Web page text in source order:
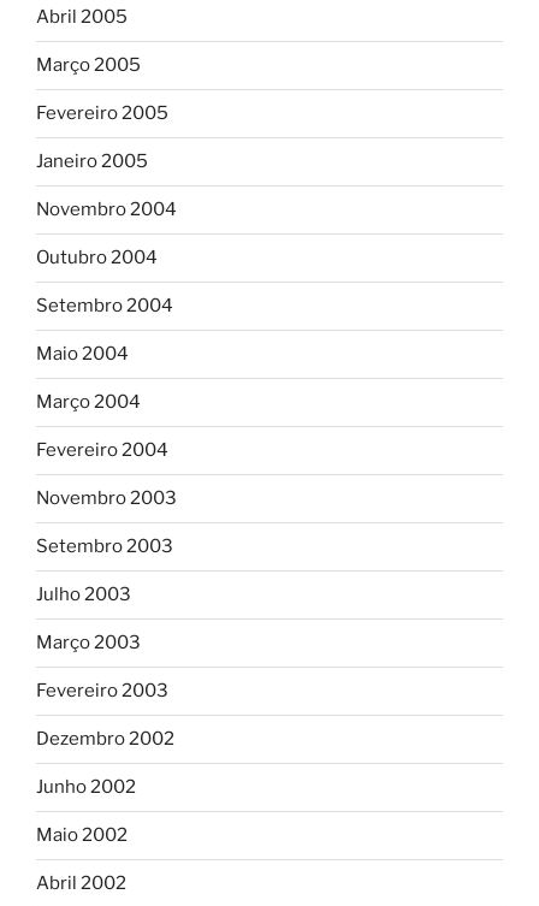
Abril 2005
Março 2005
Fevereiro 2005
Janeiro 2005
Novembro 2004
Outubro 2004
Setembro 2004
Maio 2004
Março 2004
Fevereiro 2004
Novembro 2003
Setembro 2003
Julho 2003
Março 2003
Fevereiro 2003
Dezembro 2002
Junho 2002
Maio 2002
Abril 2002